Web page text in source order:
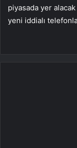
piyasada yer
yeni iddialı